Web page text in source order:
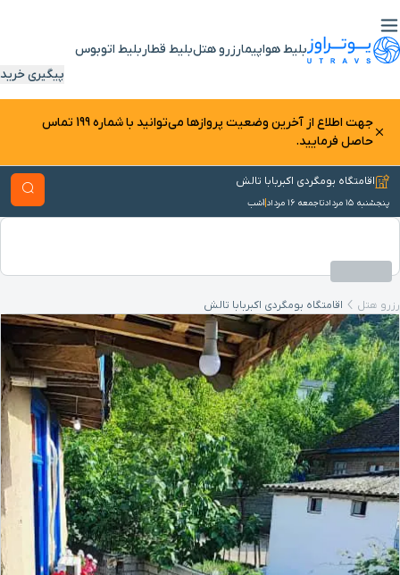
بلیط هواپیمارزرو هتلبلیط قطار بلیط اتوبوس
پیگیری خرید
جهت اطلاع از آخرین وضعیت پرواز‌ها می‌توانید با شماره 199 تماس
حاصل فرمایید.
اقامتگاه بومگردی اکبربابا تالش
پنجشنبه ۱۵ مرداد تاجمعه ۱۶ مرداد 1شب
رزرو هتل اقامتگاه بومگردی اکبربابا تالش